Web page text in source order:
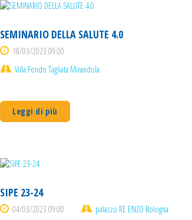
SEMINARIO DELLA SALUTE 4.0
18/03/2023 09:00
Villa Fondo Tagliata Mirandola
Leggi di più
SIPE 23-24
04/03/2023 09:00 palazzo RE ENZO Bologna